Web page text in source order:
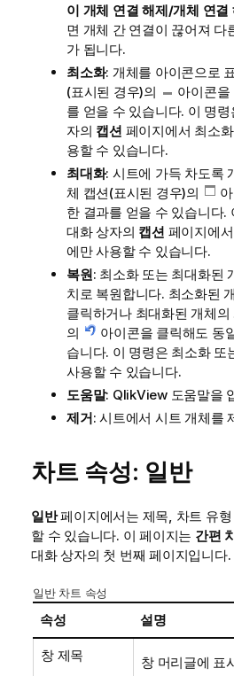
이 개체 연결 해제/개체 연결
면 개체 간 연결이 끊어져 다
가 됩니다.
최소화: 개체를 아이콘으로
(표시된 경우)의
아이콘을
를 얻을 수 있습니다. 이 명령
자의 캡션 페이지에서 최소
용할 수 있습니다.
최대화: 시트에 가득 차도록
체 캡션(표시된 경우)의
한 결과를 얻을 수 있습니다.
대화 상자의 캡션 페이지에
에만 사용할 수 있습니다.
복원: 최소화 또는 최대화된
치로 복원합니다. 최소화된
클릭하거나 최대화된 개체
의
아이콘을 클릭해도 동
습니다. 이 명령은 최소화 또
사용할 수 있습니다.
도움말: QlikView 도움말을
제거: 시트에서 시트 개체를
차트 속성: 일반
일반페이지에서는 제목, 차트 유
할 수 있습니다. 이 페이지는 간편
대화 상자의 첫 번째 페이지입니다.
일반 차트 속성
속성 설명
창 제목
창 머리글에 표